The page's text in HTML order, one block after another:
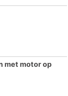
met motor op